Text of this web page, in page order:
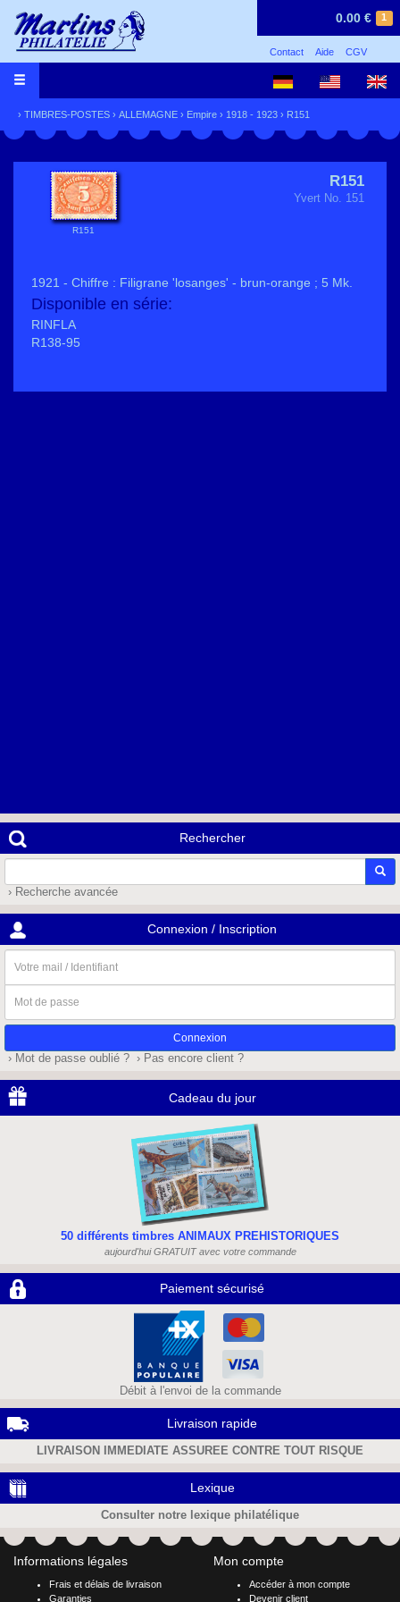
1
0.00 €
Contact Aide CGV
› TIMBRES-POSTES › ALLEMAGNE › Empire › 1918 - 1923 › R151
R151
R151
Yvert No. 151
1921 - Chiffre : Filigrane 'losanges' - brun-orange ; 5 Mk.
Disponible en série:
RINFLA
R138-95
Rechercher
› Recherche avancée
Connexion / Inscription
mail
/
Identifiant
de
passe
› Mot de passe oublié ? › Pas encore client ?
Cadeau du jour
50 différents timbres ANIMAUX PREHISTORIQUES
aujourd'hui GRATUIT avec votre commande
Paiement sécurisé
Débit à l'envoi de la commande
Livraison rapide
LIVRAISON IMMEDIATE ASSUREE CONTRE TOUT RISQUE
Lexique
Consulter notre lexique philatélique
Informations légales
Frais et délais de livraison
Garanties
Mon compte
Accéder à mon compte
Devenir client